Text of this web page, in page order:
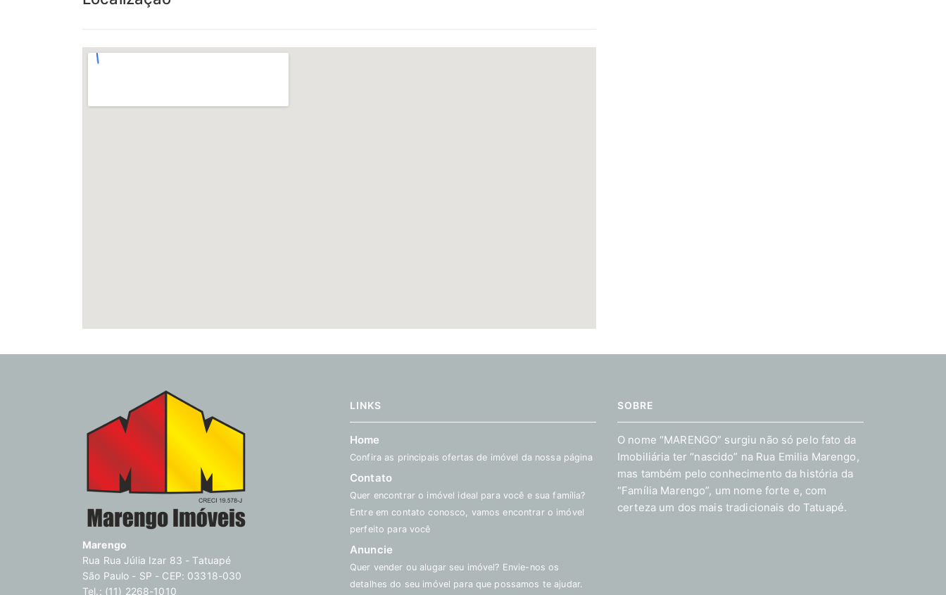
Marengo
Rua Rua Júlia Izar 83 - Tatuapé
São Paulo - SP - CEP: 03318-030
Tel.: (11) 2268-1010
LINKS
Home
Confira as principais ofertas de imóvel da nossa página
Contato
Quer encontrar o imóvel ideal para você e sua família?
Entre em contato conosco, vamos encontrar o imóvel
perfeito para você
Anuncie
Quer vender ou alugar seu imóvel? Envie-nos os
detalhes do seu imóvel para que possamos te ajudar.
SOBRE
O nome “MARENGO” surgiu não só pelo fato da
Imobiliária ter “nascido” na Rua Emilia Marengo,
mas também pelo conhecimento da história da
“Família Marengo”, um nome forte e, com
certeza um dos mais tradicionais do Tatuapé.